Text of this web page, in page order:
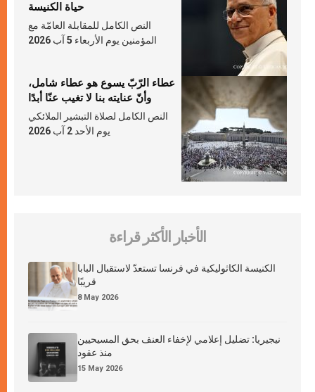
حياة الكنيسة
النص الكامل للمقابلة العامّة مع
المؤمنين يوم الأربعاء 5 آب 2026
عطاء الرّبّ يسوع هو عطاء شامل،
وأنّ عنايته بنا لا تغيب عنّا أبدًا
النص الكامل لصلاة التبشير الملائكي
يوم الأحد 2 آب 2026
الأخبار الأكثر قراءة
الكنيسة الكاثوليكية في فرنسا تستعدّ لاستقبال البابا
قريبًا
8 May 2026
نيجيريا: تضليل إعلامي لإخفاء العنف بحق المسيحيين
منذ عقود
15 May 2026